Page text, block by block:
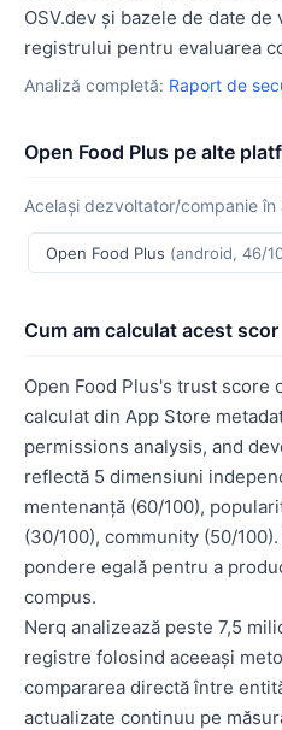
OSV.dev și bazele de date
registrului pentru evaluarea
Analiză completă: Raport de
Open Food Plus pe alte
Același dezvoltator/companie în
Open Food Plus (android, 46/
Cum am calculat acest scor
Open Food Plus's trust score
calculat din App Store
permissions analysis, and
reflectă 5 dimensiuni
mentenanță (60/100),
(30/100), community (50/
pondere egală pentru a
compus.
Nerq analizează peste 7,5
registre folosind aceeași
compararea directă între
actualizate continuu pe